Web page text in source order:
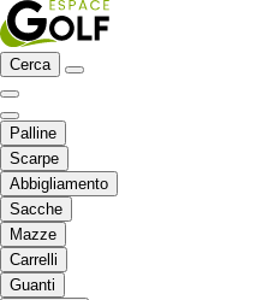
Cerca
Palline
Scarpe
Abbigliamento
Sacche
Mazze
Carrelli
Guanti